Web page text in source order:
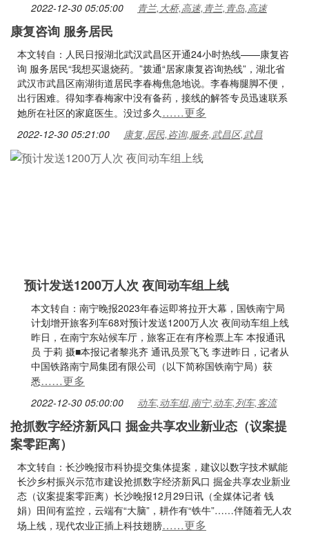
2022-12-30 05:05:00 青兰,大桥,高速,青兰,青岛,高速
康复咨询 服务居民
本文转自：人民日报湖北武汉武昌区开通24小时热线——康复咨
询 服务居民“我想买退烧药。”拨通“居家康复咨询热线”，湖北省
武汉市武昌区南湖街道居民李春梅焦急地说。李春梅腿脚不便，
出行困难。得知李春梅家中没有备药，接线的解答专员迅速联系
她所在社区的家庭医生。没过多久……更多
2022-12-30 05:21:00 康复,居民,咨询,服务,武昌区,武昌
预计发送1200万人次 夜间动车组上线
本文转自：南宁晚报2023年春运即将拉开大幕，国铁南宁局
计划增开旅客列车68对预计发送1200万人次 夜间动车组上线
昨日，在南宁东站候车厅，旅客正在有序检票上车 本报通讯
员 于莉 摄■本报记者黎兆齐 通讯员景飞飞 李进昨日，记者从
中国铁路南宁局集团有限公司（以下简称国铁南宁局）获
悉……更多
2022-12-30 05:00:00 动车,动车组,南宁,动车,列车,客流
抢抓数字经济新风口 掘金共享农业新业态（议案提
案零距离）
本文转自：长沙晚报市科协提交集体提案，建议以数字技术赋能
长沙乡村振兴示范市建设抢抓数字经济新风口 掘金共享农业新业
态（议案提案零距离）长沙晚报12月29日讯（全媒体记者 钱
娟）田间有监控，云端有“大脑”，耕作有“铁牛”……伴随着无人农
场上线，现代农业正插上科技翅膀……更多